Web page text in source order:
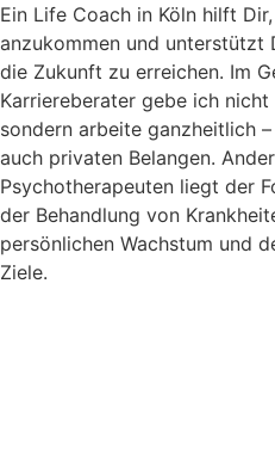
Ein Life Coach in Köln hilft
anzukommen und unterstützt
die Zukunft zu erreichen. Im
Karriereberater gebe ich
sondern arbeite ganzheitlich
auch privaten Belangen.
Psychotherapeuten liegt der
der Behandlung von
persönlichen Wachstum und
Ziele.